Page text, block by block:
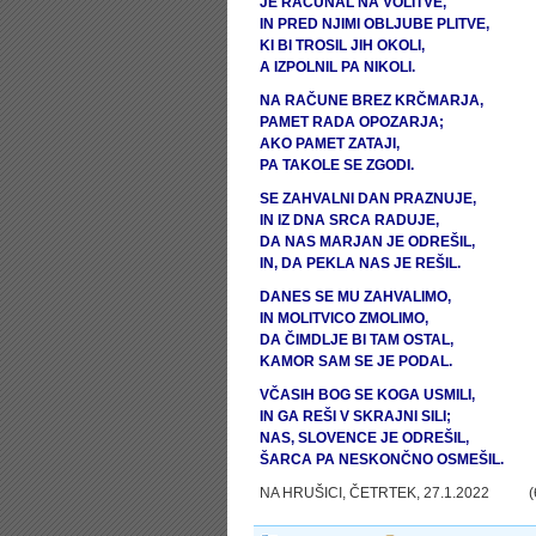
IN PRED NJIMI OBLJUBE PLITVE,
KI BI TROSIL JIH OKOLI,
A IZPOLNIL PA NIKOLI.
NA RAČUNE BREZ KRČMARJA,
PAMET RADA OPOZARJA;
AKO PAMET ZATAJI,
PA TAKOLE SE ZGODI.
SE ZAHVALNI DAN PRAZNUJE,
IN IZ DNA SRCA RADUJE,
DA NAS MARJAN JE ODREŠIL,
IN, DA PEKLA NAS JE REŠIL.
DANES SE MU ZAHVALIMO,
IN MOLITVICO ZMOLIMO,
DA ČIMDLJE BI TAM OSTAL,
KAMOR SAM SE JE PODAL.
VČASIH BOG SE KOGA USMILI,
IN GA REŠI V SKRAJNI SILI;
NAS, SLOVENCE JE ODREŠIL,
ŠARCA PA NESKONČNO OSMEŠIL.
NA HRUŠICI, ČETRTEK, 27.1.2022